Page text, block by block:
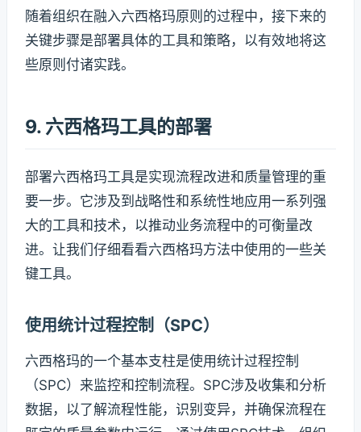
随着组织在融入六西格玛原则的过程中，接下来的
关键步骤是部署具体的工具和策略，以有效地将这
些原则付诸实践。
9. 六西格玛工具的部署
部署六西格玛工具是实现流程改进和质量管理的重
要一步。它涉及到战略性和系统性地应用一系列强
大的工具和技术，以推动业务流程中的可衡量改
进。让我们仔细看看六西格玛方法中使用的一些关
键工具。
使用统计过程控制（SPC）
六西格玛的一个基本支柱是使用统计过程控制
（SPC）来监控和控制流程。SPC涉及收集和分析
数据，以了解流程性能，识别变异，并确保流程在